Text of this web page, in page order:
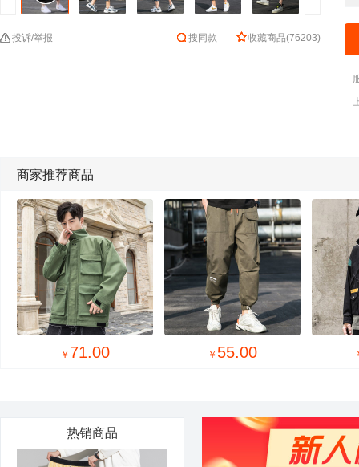
投诉/举报 搜同款 收藏商品(76203)
商家推荐商品
￥ 95.00 ￥ 38.00
热销商品